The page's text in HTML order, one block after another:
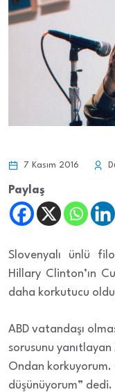
7 Kasım 2016
Paylaş
Slovenyalı ünlü
Hillary Clinton’ın
daha korkutucu
ABD vatandaşı
sorusunu yanıtlayan
Ondan korkuyorum.
düşünüyorum” dedi.